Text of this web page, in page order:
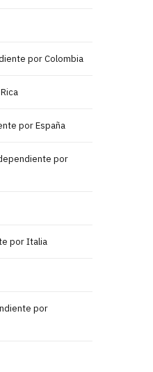
por Colombia
por España
por
por Italia
por